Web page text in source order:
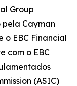
Group
Cayman
o EBC Financial
com o EBC
(ASIC)